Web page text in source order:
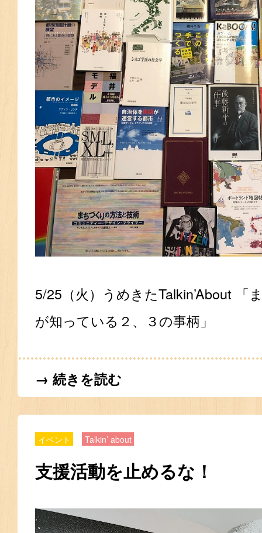
5/25（火）うめきたTalkin’About 「
が知っている２、３の事柄」
→ 続きを読む
イベント Talkin’ about
支援活動を止めるな！